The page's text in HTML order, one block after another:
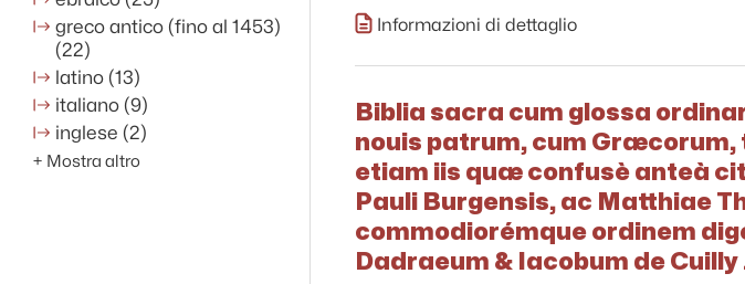
greco antico (fino al 1453)
(22)
latino (13)
italiano (9)
inglese (2)
+ Mostra altro
Informazioni di dettaglio
Biblia sacra cum glossa
nouis patrum, cum
etiam iis quæ confusè anteà
Pauli Burgensis, ac Matthiae
commodiorémque ordinem
Dadraeum & Iacobum de Cuilly